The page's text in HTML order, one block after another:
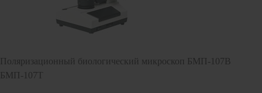
Поляризационный биологический микроскоп БМП-107B
БМП-107T